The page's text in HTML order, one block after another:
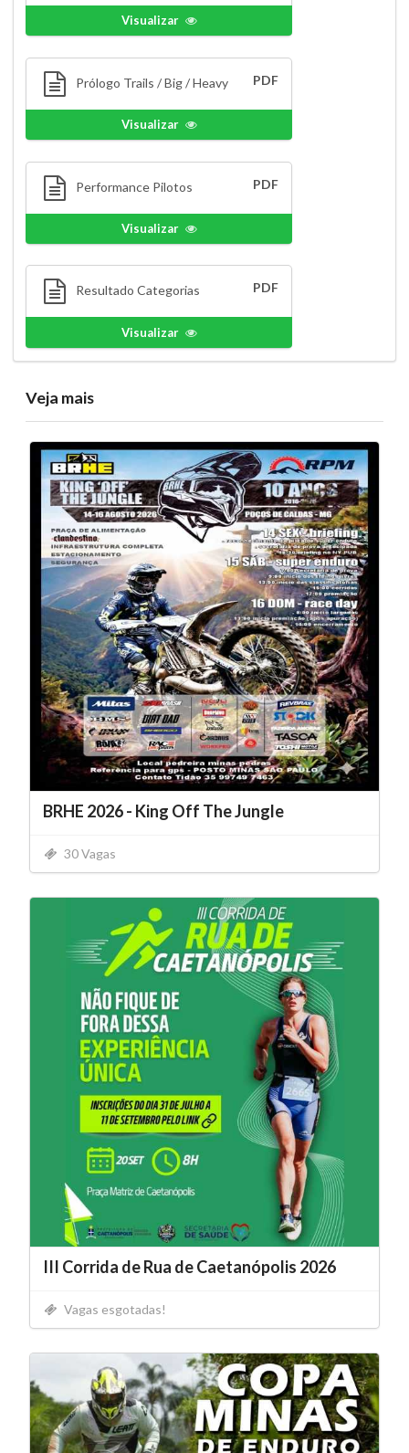
Visualizar
Prólogo Trails / Big / Heavy PDF
Visualizar
Performance Pilotos PDF
Visualizar
Resultado Categorias PDF
Visualizar
Veja mais
BRHE 2026 - King Off The Jungle
30 Vagas
III Corrida de Rua de Caetanópolis 2026
Vagas esgotadas!